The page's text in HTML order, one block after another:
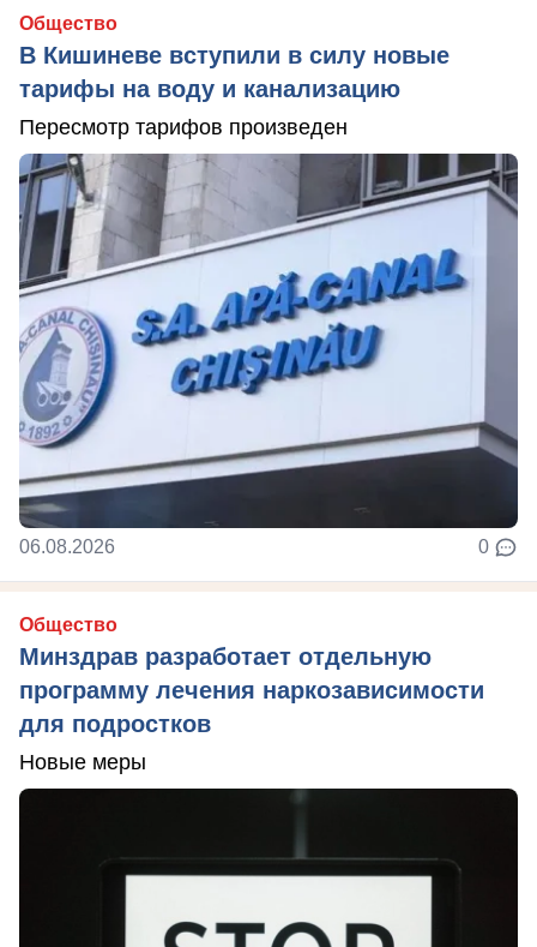
Общество
В Кишиневе вступили в силу новые
тарифы на воду и канализацию
Пересмотр тарифов произведен
06.08.2026 0
Общество
Минздрав разработает отдельную
программу лечения наркозависимости
для подростков
Новые меры